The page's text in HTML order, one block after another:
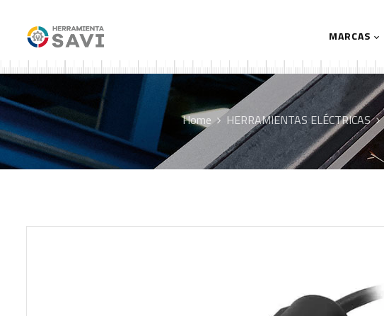
MARCAS
Home HERRAMIENTAS ELÉCTRICAS